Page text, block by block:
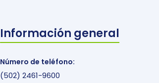
Información general
Número de teléfono:
(502) 2461-9600